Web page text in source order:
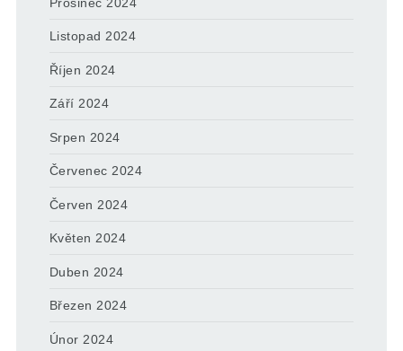
Listopad 2024
Říjen 2024
Září 2024
Srpen 2024
Červenec 2024
Červen 2024
Květen 2024
Duben 2024
Březen 2024
Únor 2024